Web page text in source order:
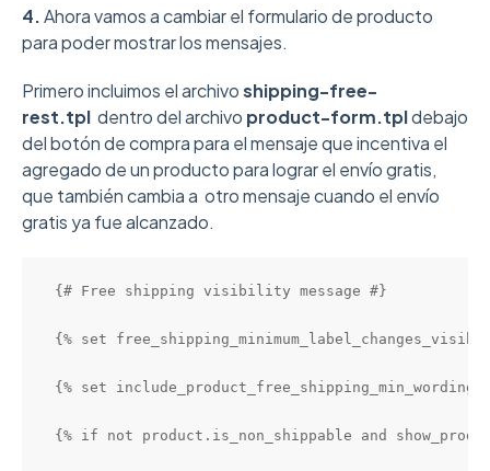
4.Ahora vamos a cambiar el formulario de producto
para poder mostrar los mensajes.
Primero incluimos el archivoshipping-free-
rest.tpl dentro del archivo product-form.tpldebajo
del botón de compra para el mensaje que incentiva el
agregado de un producto para lograr el envío gratis,
que también cambia a otro mensaje cuando el envío
gratis ya fue alcanzado.
{# Free shipping visibility message #}
{% set
{% set
{% if not product.is_non_shippable and